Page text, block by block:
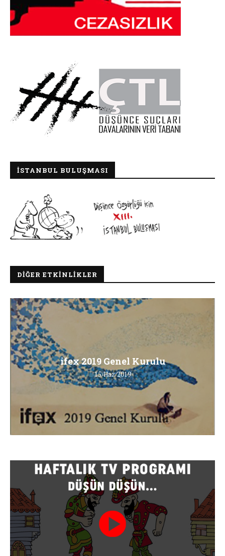
İSTANBUL BULUŞMASI
DIĞER ETKINLIKLER
ifex 2019 Genel Kurulu
15/Haz/2019